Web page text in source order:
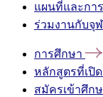
แผนที่และกา
ร่วมงานกับจุ
การศึกษา
หลักสูตรที่เปิ
สมัครเข้าศึก